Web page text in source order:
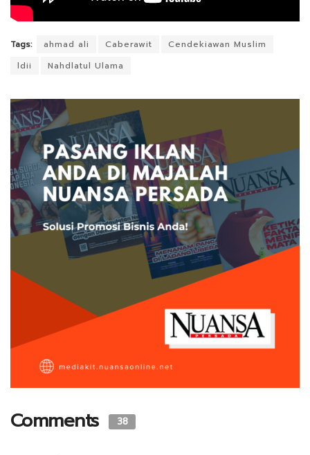
Tags: ahmad ali Caberawit
Cendekiawan Muslim
ldii
Nahdlatul Ulama
Comments 38